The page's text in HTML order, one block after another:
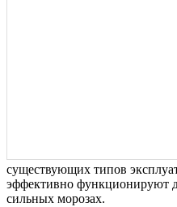
существующих типов
эффективно функционируют
сильных морозах.